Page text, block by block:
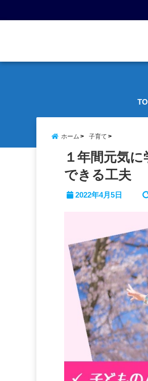
ホーム 子育て
１年間元気
できる工夫
2022年4月5日